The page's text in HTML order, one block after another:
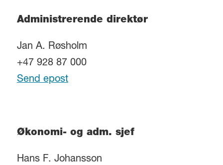
Administrerende direktør
Jan A. Røsholm
+47 928 87 000
Send epost
Økonomi- og adm. sjef
Hans F. Johansson